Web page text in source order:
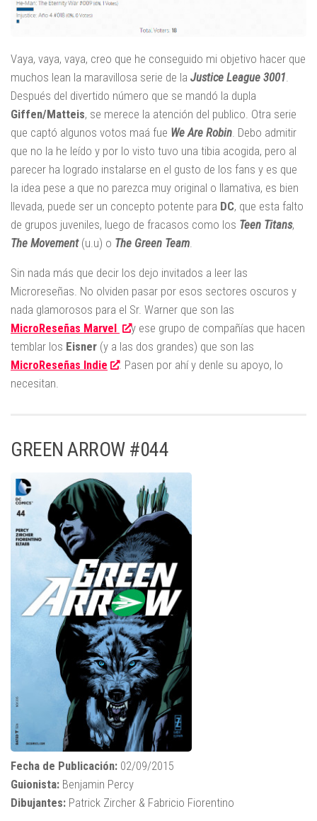
Vaya, vaya, vaya, creo que he conseguido mi objetivo hacer que
muchos lean la maravillosa serie de la Justice League 3001
Después del divertido número que se mandó la dupla
Giffen/Matteis, se merece la atención del publico. Otra serie
que captó algunos votos maá fue We Are Robin . Debo admitir
que no la he leído y por lo visto tuvo una tibia acogida, pero al
parecer ha logrado instalarse en el gusto de los fans y es que
la idea pese a que no parezca muy original o llamativa, es bien
llevada, puede ser un concepto potente para DC, que esta falto
de grupos juveniles, luego de fracasos como los Teen Titans,
The Movement(u.u) o The Green Team
Sin nada más que decir los dejo invitados a leer las
Microreseñas. No olviden pasar por esos sectores oscuros y
nada glamorosos para el Sr. Warner que son las
MicroReseñas Marvel
y ese grupo de compañías que hacen
temblar los Eisner (y a las dos grandes) que son las
MicroReseñas Indie
. Pasen por ahí y denle su apoyo, lo
necesitan.
GREEN ARROW #044
Fecha de Publicación: 02/09/2015
Guionista: Benjamin Percy
Dibujantes: Patrick Zircher & Fabricio Fiorentino